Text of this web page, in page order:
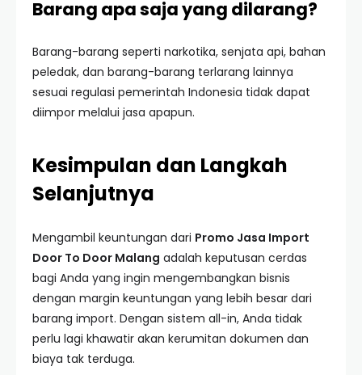
Barang apa saja yang dilarang?
Barang-barang seperti narkotika, senjata api, bahan
peledak, dan barang-barang terlarang lainnya
sesuai regulasi pemerintah Indonesia tidak dapat
diimpor melalui jasa apapun.
Kesimpulan dan Langkah
Selanjutnya
Mengambil keuntungan dari Promo Jasa Import
Door To Door Malang adalah keputusan cerdas
bagi Anda yang ingin mengembangkan bisnis
dengan margin keuntungan yang lebih besar dari
barang import. Dengan sistem all-in, Anda tidak
perlu lagi khawatir akan kerumitan dokumen dan
biaya tak terduga.